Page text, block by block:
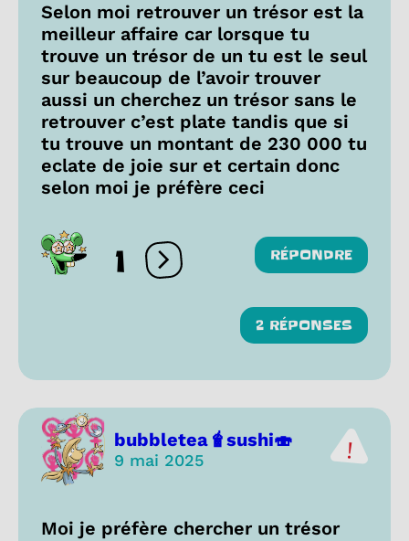
Selon moi retrouver un trésor est la
meilleur affaire car lorsque tu
trouve un trésor de un tu est le seul
sur beaucoup de l’avoir trouver
aussi un cherchez un trésor sans le
retrouver c’est plate tandis que si
tu trouve un montant de 230 000 tu
eclate de joie sur et certain donc
selon moi je préfère ceci
1 Ouvrir les réactions
RÉPONDRE
2 RÉPONSES
bubbletea🧋sushi🍣
9 mai 2025
Moi je préfère chercher un trésor